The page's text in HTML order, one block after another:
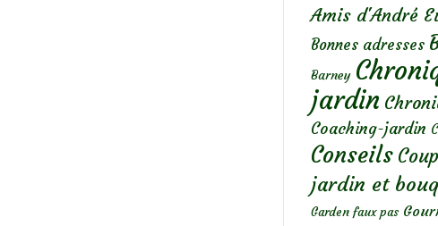
Amis d'André
Bonnes adresses
Barney
jardin
Coaching-jardin
Conseils
jardin et
Garden faux pas